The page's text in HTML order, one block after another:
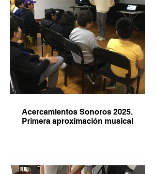
Acercamientos Sonoros 2025.
Primera aproximación musical